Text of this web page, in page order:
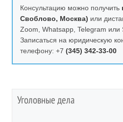
Консультацию можно получить
Своблово, Москва) или
Zoom, Whatsapp, Telegram или
Записаться на юридическую
телефону: +7 (345) 342-33-00
Уголовные дела